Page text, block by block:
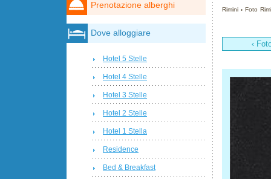
Rimini ›Foto
‹
Prenotazione alberghi
Dove alloggiare
Hotel 5 Stelle
Hotel 4 Stelle
Hotel 3 Stelle
Hotel 2 Stelle
Hotel 1 Stella
Residence
Bed & Breakfast